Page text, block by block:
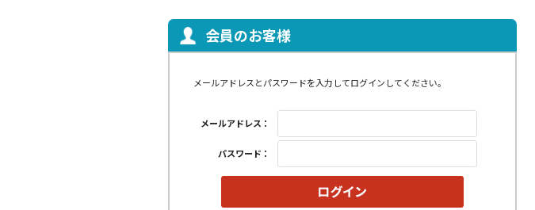
会員のお客様
メールアドレスとパスワードを入力してログインしてください。
メールアドレス：
パスワード：